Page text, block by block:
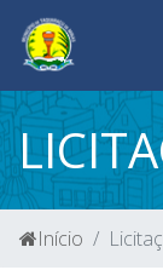
Início